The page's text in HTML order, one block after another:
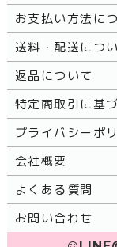
お支払い方法に
送料・配送につ
返品について
特定商取引に基
プライバシーポ
会社概要
よくある質問
お問い合わせ